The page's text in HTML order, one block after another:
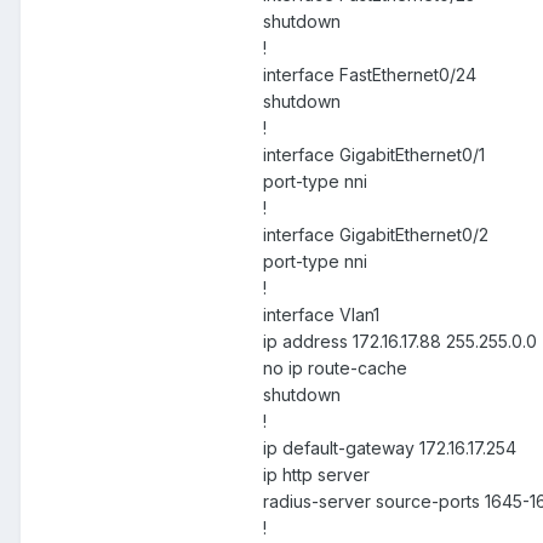
shutdown
!
interface FastEthernet0/24
shutdown
!
interface GigabitEthernet0/1
port-type nni
!
interface GigabitEthernet0/2
port-type nni
!
interface Vlan1
ip address 172.16.17.88 255.255.0.0
no ip route-cache
shutdown
!
ip default-gateway 172.16.17.254
ip http server
radius-server source-ports 1645-
!